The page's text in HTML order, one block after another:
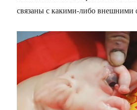
связаны с какими-либо внешними